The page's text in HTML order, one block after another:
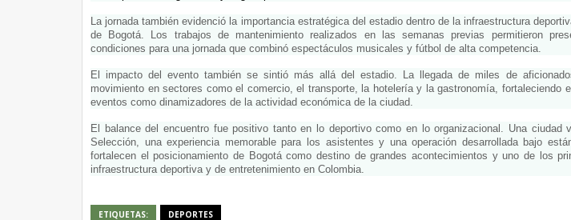
La jornada también evidenció la importancia estratégica del estadio dentro de la infraestructura
de Bogotá. Los trabajos de mantenimiento realizados en las semanas previas permitieron
condiciones para una jornada que combinó espectáculos musicales y fútbol de alta competencia.
El impacto del evento también se sintió más allá del estadio. La llegada de miles de
movimiento en sectores como el comercio, el transporte, la hotelería y la gastronomía, fortaleciendo
eventos como dinamizadores de la actividad económica de la ciudad.
El balance del encuentro fue positivo tanto en lo deportivo como en lo organizacional. Una ciudad
Selección, una experiencia memorable para los asistentes y una operación desarrollada bajo
fortalecen el posicionamiento de Bogotá como destino de grandes acontecimientos y uno de los
infraestructura deportiva y de entretenimiento en Colombia.
ETIQUETAS: DEPORTES